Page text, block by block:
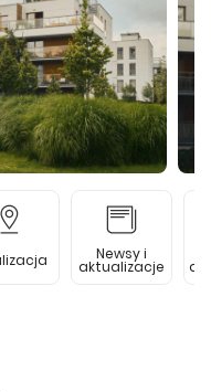
Newsy i
aktualizacje